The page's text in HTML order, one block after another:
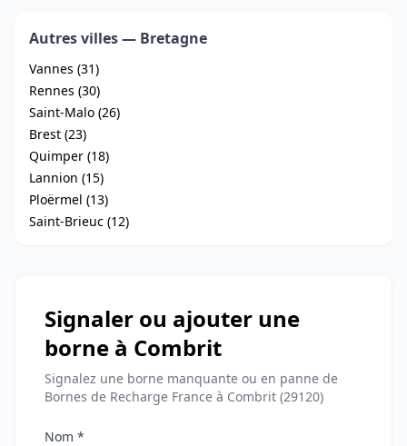
Autres villes — Bretagne
Vannes (31)
Rennes (30)
Saint-Malo (26)
Brest (23)
Quimper (18)
Lannion (15)
Ploërmel (13)
Saint-Brieuc (12)
Signaler ou ajouter une
borne à Combrit
Signalez une borne manquante ou en panne de
Bornes de Recharge France à Combrit (29120)
Nom *